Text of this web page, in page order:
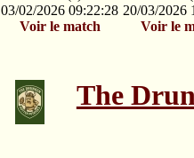
03/02/2026 09:22:28
Voir le match
20/03/2026
Voir le
The